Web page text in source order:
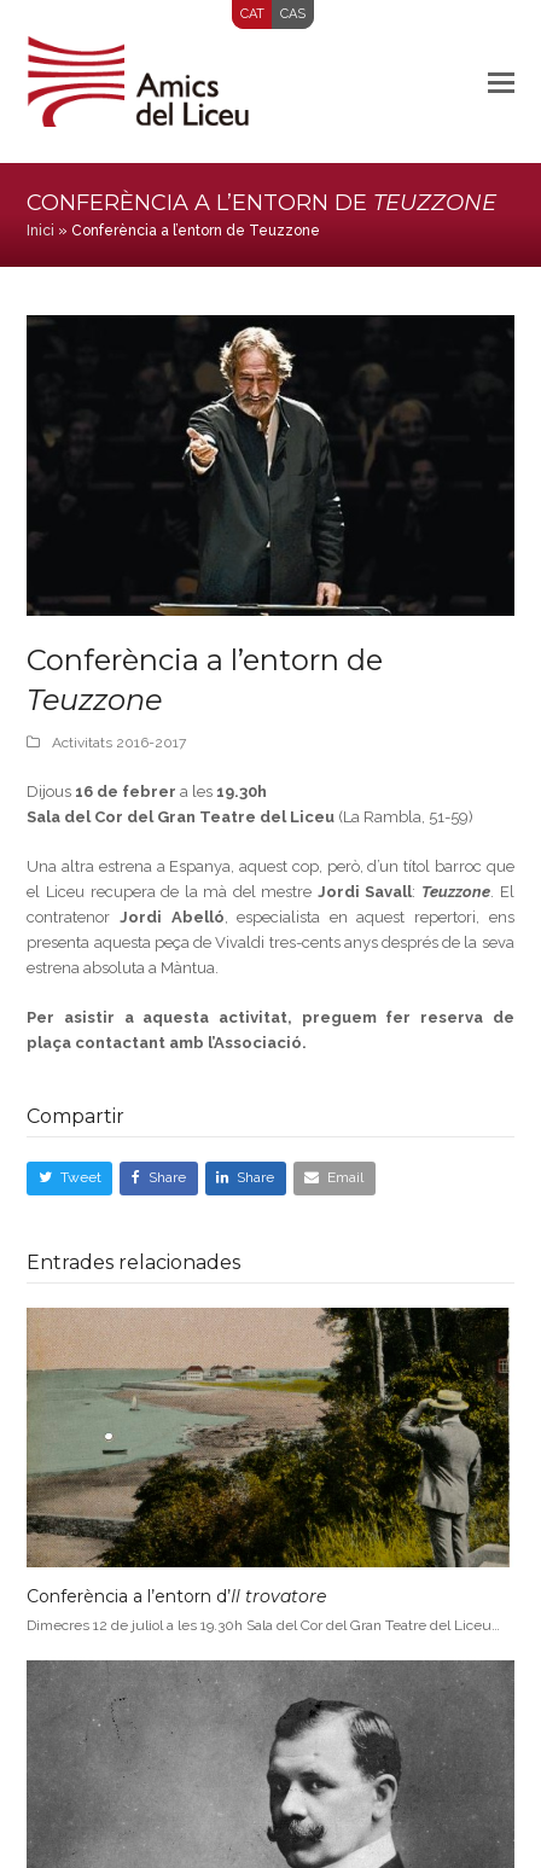
CAT CAS
CONFERÈNCIA A L’ENTORN DE TEUZZONE
Inici »Conferència a l’entorn de Teuzzone
Conferència a l’entorn de
Teuzzone
Activitats 2016-2017
Dijous 16 de febrer a les 19.30h
Sala del Cor del Gran Teatre del Liceu (La Rambla, 51-59)
Una altra estrena a Espanya, aquest cop, però, d’un títol barroc que
el Liceu recupera de la mà del mestre Jordi Savall: Teuzzone . El
contratenorJordi Abelló , especialista en aquest repertori, ens
presenta aquesta peça de Vivaldi tres-cents anys després de la seva
estrena absoluta a Màntua.
Per asistir a aquesta activitat, preguem fer reserva de
plaça contactant amb l’Associació.
Compartir
Tweet Share Share Email
Entrades relacionades
Conferència a l’entorn d’Il trovatore
Dimecres 12 de juliol a les 19.30h Sala del Cor del Gran Teatre del Liceu…